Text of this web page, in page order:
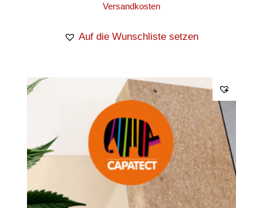
Versandkosten
Auf die Wunschliste setzen